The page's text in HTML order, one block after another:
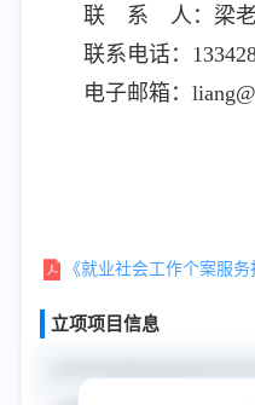
联 系 人：梁
联系电话：
电子邮箱：
《就业社会工作个案服
立项项目信息